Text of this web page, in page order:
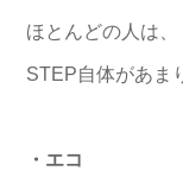
ほとんどの人は、
STEP自体があま
・エコ